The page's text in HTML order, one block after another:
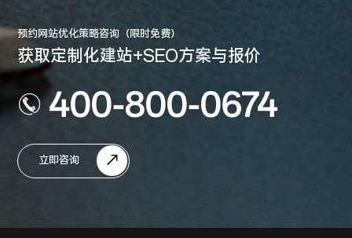
预约网站优化策略咨询（限时免费）
获取定制化建站+SEO方案与报价
400-800-0674
立即咨询